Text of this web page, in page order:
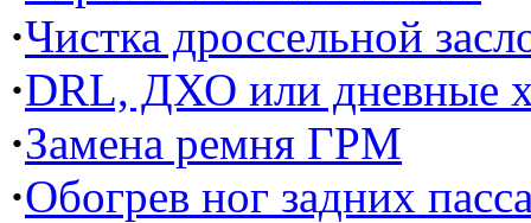
·Чистка дроссельной
·DRL, ДХО или дневные
·Замена ремня ГРМ
·Обогрев ног задних